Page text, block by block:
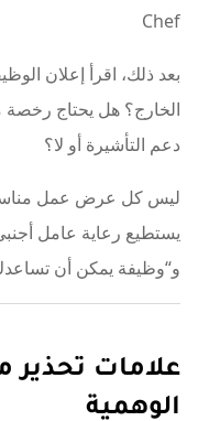
Chef
بعد ذلك، اقرأ إعلان
الخارج؟ هل يحتاج
دعم التأشيرة أو لا؟
ليس كل عرض عمل
يستطيع رعاية عامل
و“وظيفة يمكن أن
علامات
الوهمية